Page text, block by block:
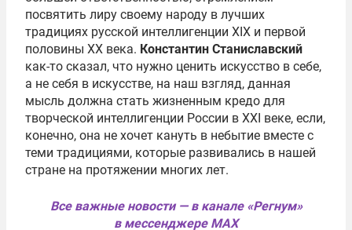
посвятить лиру своему народу в лучших
традициях русской интеллигенции XIX и первой
половины XX века. Константин Станиславский
как-то сказал, что нужно ценить искусство в себе,
а не себя в искусстве, на наш взгляд, данная
мысль должна стать жизненным кредо для
творческой интеллигенции России в XXI веке, если,
конечно, она не хочет кануть в небытие вместе с
теми традициями, которые развивались в нашей
стране на протяжении многих лет.
Все важные новости — в канале «Регнум»
в мессенджере MAX